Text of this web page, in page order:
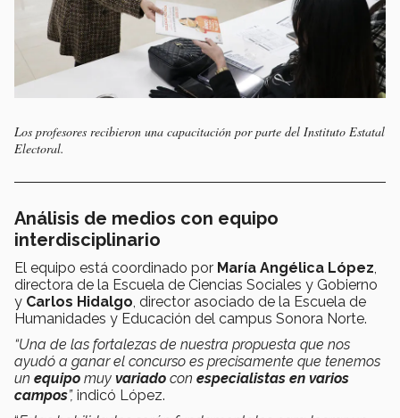
Los profesores recibieron una capacitación por parte del Instituto Estatal
Electoral.
Análisis de medios con equipo
interdisciplinario
El equipo está coordinado por María Angélica López,
directora de la Escuela de Ciencias Sociales y Gobierno
y Carlos Hidalgo, director asociado de la Escuela de
Humanidades y Educación del campus Sonora Norte.
“Una de las fortalezas de nuestra propuesta que nos
ayudó a ganar el concurso es precisamente que tenemos
un equipo muy variado con especialistas en varios
campos”, indicó López.